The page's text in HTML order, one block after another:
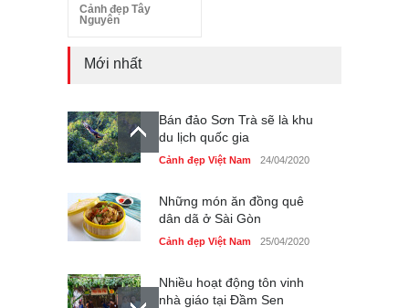
Cảnh đẹp Tây
Nguyên
Mới nhất
Bán đảo Sơn Trà sẽ là khu
du lịch quốc gia
Cảnh đẹp Việt Nam 24/04/2020
Những món ăn đồng quê
dân dã ở Sài Gòn
Cảnh đẹp Việt Nam 25/04/2020
Nhiều hoạt động tôn vinh
nhà giáo tại Đầm Sen